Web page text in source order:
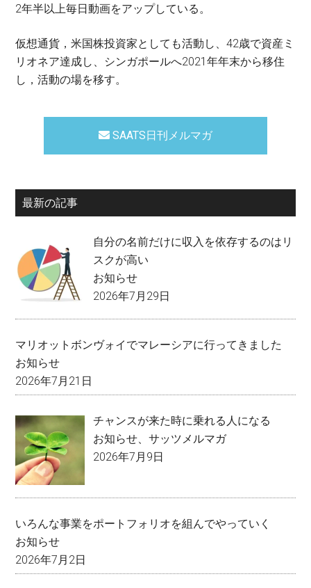
2年半以上毎日動画をアップしている。
仮想通貨，米国株投資家としても活動し、42歳で資産ミ
リオネア達成し、シンガポールへ2021年年末から移住
し，活動の場を移す。
SAATS日刊メルマガ
最新の記事
自分の名前だけに収入を依存するのはリ
スクが高い
お知らせ
2026年7月29日
マリオットボンヴォイでマレーシアに行ってきました
お知らせ
2026年7月21日
チャンスが来た時に乗れる人になる
お知らせ、サッツメルマガ
2026年7月9日
いろんな事業をポートフォリオを組んでやっていく
お知らせ
2026年7月2日